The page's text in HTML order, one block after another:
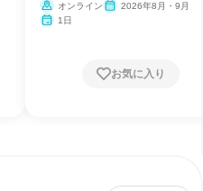
オンライン
2026年8月・9月
1日
お気に入り